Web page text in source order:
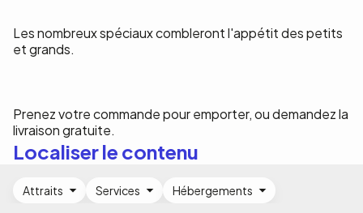
Les nombreux spéciaux combleront l'appétit des petits
et grands.
Prenez votre commande pour emporter, ou demandez la
livraison gratuite.
Localiser le contenu
Attraits Services Hébergements